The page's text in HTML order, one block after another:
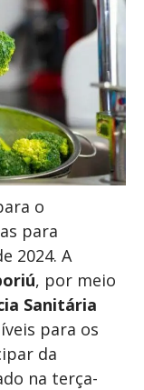
o
para
2024. A
, por meio
Sanitária
para os
da
na terça-